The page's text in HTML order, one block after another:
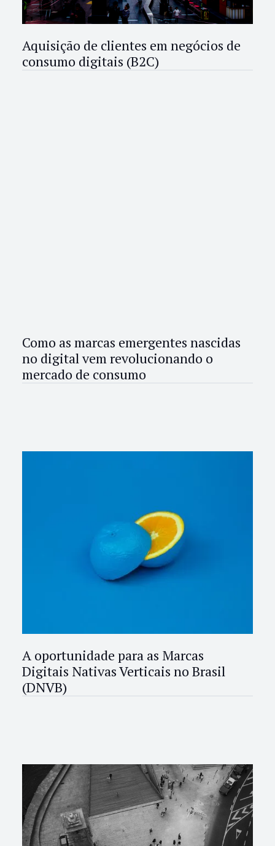
Aquisição de clientes em negócios de
consumo digitais (B2C)
Como as marcas emergentes nascidas
no digital vem revolucionando o
mercado de consumo
A oportunidade para as Marcas
Digitais Nativas Verticais no Brasil
(DNVB)